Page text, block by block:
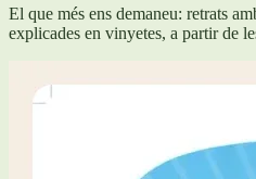
El que més ens demaneu: retrats
explicades en vinyetes, a partir de